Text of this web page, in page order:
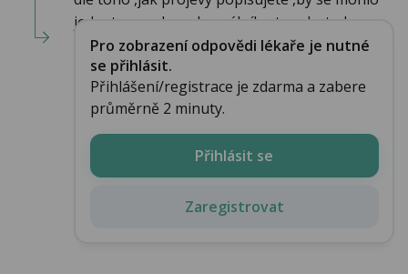
jednat o syndrom karpálního tunelu-tedy...
Pro zobrazení odpovědi lékaře je nutné
se přihlásit.
Přihlášení/registrace je zdarma a zabere
průměrně 2 minuty.
Přihlásit se
Zaregistrovat